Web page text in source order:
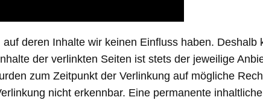
deren Inhalte wir keinen Einfluss haben. Deshalb
der verlinkten Seiten ist stets der jeweilige
zum Zeitpunkt der Verlinkung auf mögliche
nicht erkennbar. Eine permanente